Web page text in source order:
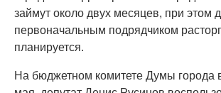
займут около двух месяцев, при этом
первоначальным подрядчиком
планируется.
На бюджетном комитете Думы города